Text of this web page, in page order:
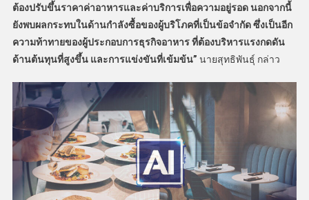
ต้องปรับขึ้นราคาค่าอาหารและค่าบริการเพื่อความอยู่รอด นอกจากนี้
ยังพบผลกระทบในด้านกำลังซื้อของผู้บริโภคที่เป็นข้อจำกัด ซึ่งเป็นอีก
ความท้าทายของผู้ประกอบการธุรกิจอาหาร ที่ต้องบริหารแรงกดดัน
ด้านต้นทุนที่สูงขึ้น และการแข่งขันที่เข้มข้น” นายสุทธิพันธุ์ กล่าว